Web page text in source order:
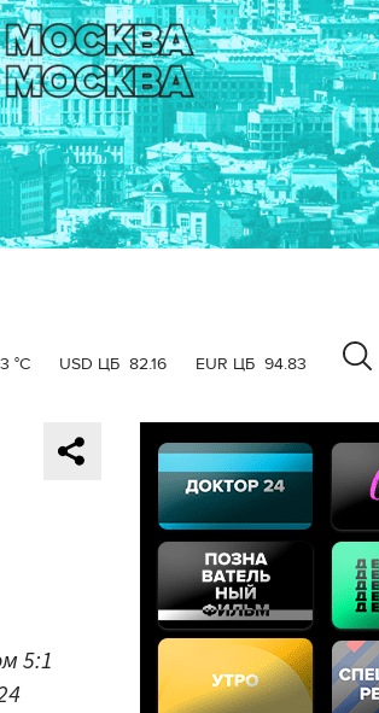
°C USD ЦБ 82.16 EUR ЦБ 94.83
5:1